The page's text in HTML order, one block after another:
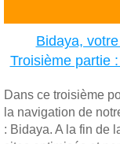
Bidaya,
Troisième partie
Dans ce troisième
la navigation de
: Bidaya. A la fin de